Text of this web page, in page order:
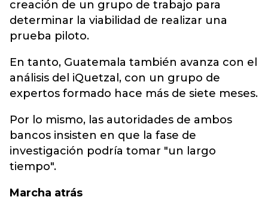
creación de un grupo de trabajo para
determinar la viabilidad de realizar una
prueba piloto.
En tanto, Guatemala también avanza con el
análisis del iQuetzal, con un grupo de
expertos formado hace más de siete meses.
Por lo mismo, las autoridades de ambos
bancos insisten en que la fase de
investigación podría tomar "un largo
tiempo".
Marcha atrás